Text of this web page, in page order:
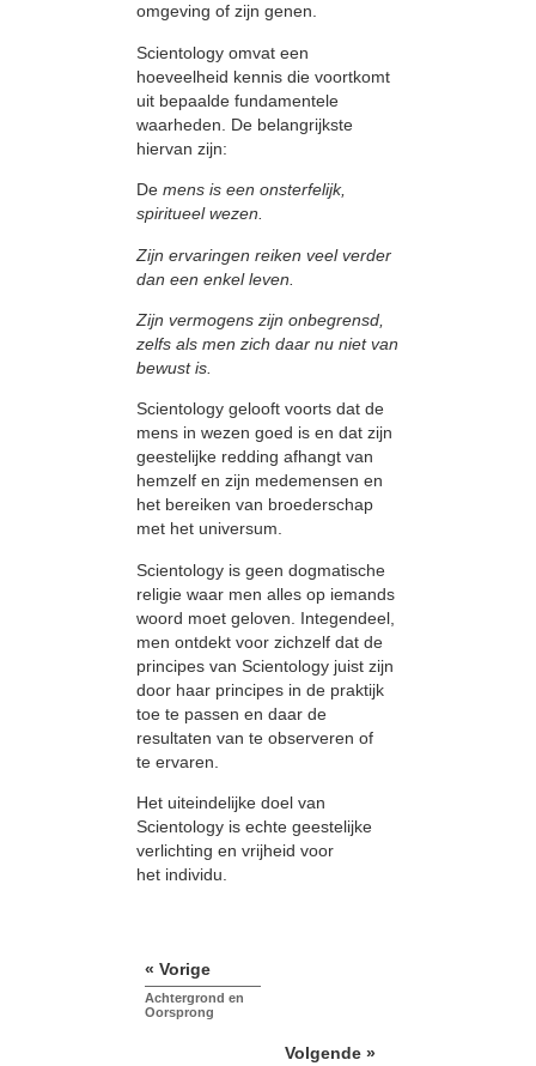
omgeving of zijn genen.
Scientology omvat een
hoeveelheid kennis die voortkomt
uit bepaalde fundamentele
waarheden. De belangrijkste
hiervan zijn:
De mens is een onsterfelijk,
spiritueel wezen.
Zijn ervaringen reiken veel verder
dan een enkel leven.
Zijn vermogens zijn onbegrensd,
zelfs als men zich daar nu niet van
bewust is.
Scientology gelooft voorts dat de
mens in wezen goed is en dat zijn
geestelijke redding afhangt van
hemzelf en zijn medemensen en
het bereiken van broederschap
met het universum.
Scientology is geen dogmatische
religie waar men alles op iemands
woord moet geloven. Integendeel,
men ontdekt voor zichzelf dat de
principes van Scientology juist zijn
door haar principes in de praktijk
toe te passen en daar de
resultaten van te observeren of
te ervaren.
Het uiteindelijke doel van
Scientology is echte geestelijke
verlichting en vrijheid voor
het individu.
« Vorige
Achtergrond en
Oorsprong
Volgende »